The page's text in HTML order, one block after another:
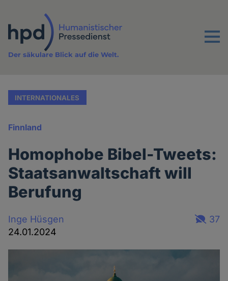
Inhalt
Menu
Der säkulare Blick auf die Welt.
INTERNATIONALES
Finnland
Homophobe Bibel-Tweets:
Staatsanwaltschaft will
Berufung
Inge Hüsgen
24.01.2024
37